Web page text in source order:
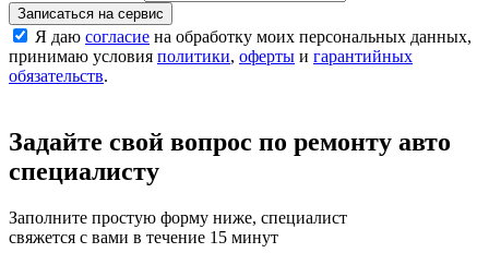
Записаться на сервис
Я даю согласие на обработку моих персональных данных,
принимаю условия политики, оферты и гарантийных
обязательств.
Задайте свой вопрос по ремонту авто
специалисту
Заполните простую форму ниже, специалист
свяжется с вами в течение 15 минут